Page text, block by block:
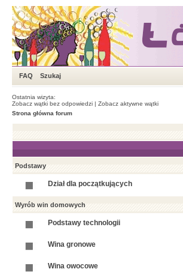
FAQ Szukaj
Ostatnia wizyta:
Zobacz wątki bez odpowiedzi | Zobacz aktywne wątki
Strona główna forum
Podstawy
Dział dla początkujących
Wyrób win domowych
Podstawy technologii
Wina gronowe
Wina owocowe